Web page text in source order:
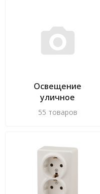
Освещение
уличное
55 товаров